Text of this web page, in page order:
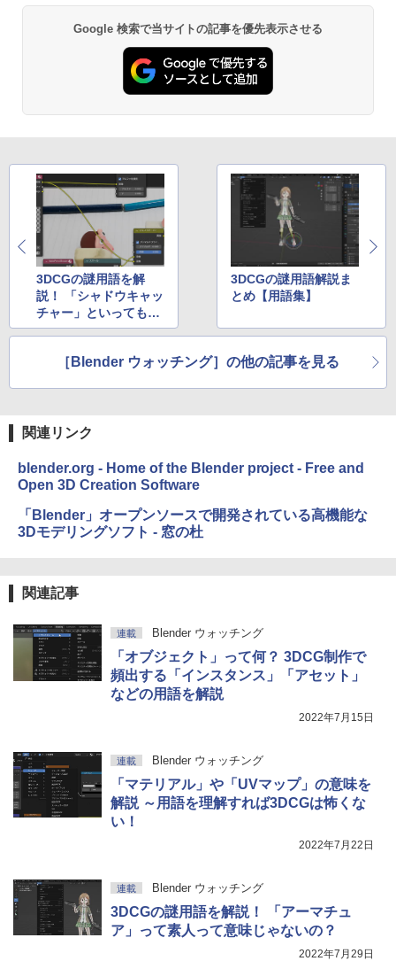
￥19,980
Kindle Paperwhite シグニチャーエディ
ション (32GB) 7インチディスプレイ、明
持続バッテリー、広告なし、メタリック
￥32,980
Amazon Kindle Colorsoft | 16GBストレ
ージ、防水、7インチカラーディスプレ
イ、色調調節ライト、最大8週間持続バッ
テリー、広告無し、ブラック (2025年発
売)
￥39,980
New Amazon Kindle Scribe Colorsoft |
11インチカラーディスプレイ、64GBスト
レージ、ノート機能搭載、明るさ自動調
Google 検索で当サイトの記事を優先表示させる
3DCGの謎用語を解
説！ 「シャドウキャッ
チャー」といっても野
球用語ではない！
3DCGの謎用語解説ま
とめ【用語集】
［Blender ウォッチング］の他の記事を見る
関連リンク
blender.org - Home of the Blender project - Free and
Open 3D Creation Software
「Blender」オープンソースで開発されている高機能な
3Dモデリングソフト - 窓の杜
関連記事
連載 Blender ウォッチング
「オブジェクト」って何？ 3DCG制作で
頻出する「インスタンス」「アセット」
などの用語を解説
2022年7月15日
連載 Blender ウォッチング
「マテリアル」や「UVマップ」の意味を
解説 ～用語を理解すれば3DCGは怖くな
い！
2022年7月22日
連載 Blender ウォッチング
3DCGの謎用語を解説！ 「アーマチュ
ア」って素人って意味じゃないの？
2022年7月29日